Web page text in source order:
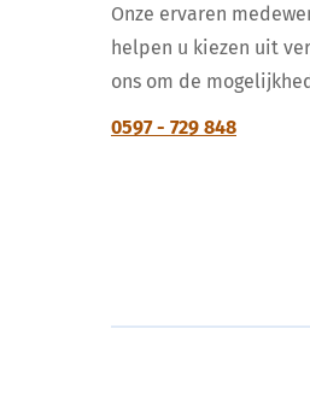
Onze ervaren
helpen u kiezen uit
ons om de
0597 - 729 848